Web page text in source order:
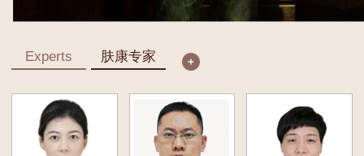
Experts 肤康专家